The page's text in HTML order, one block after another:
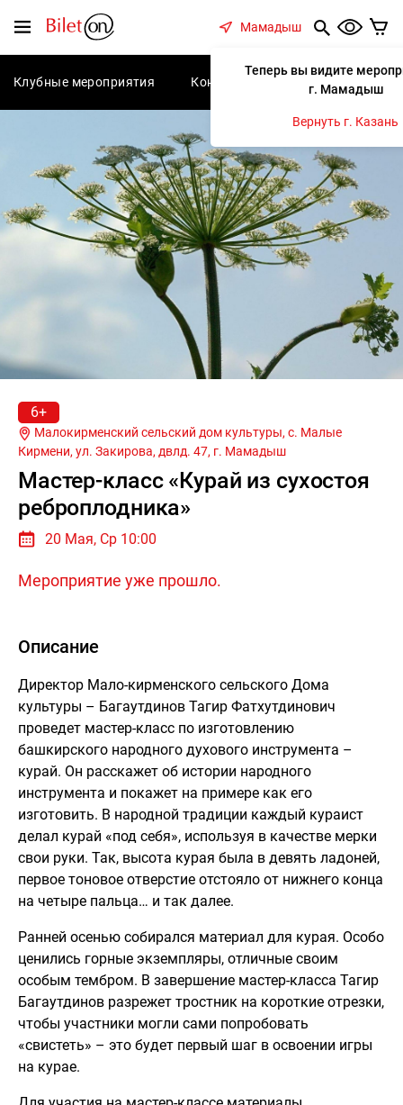
Меню
Мамадыш
Теперь вы видите
г. Мамадыш
Вернуть г. Казань
Клубные мероприятия Концерты Спектакли
6+
Кирмени, ул. Закирова, двлд. 47, г. Мамадыш
Мастер-класс «Курай из сухостоя
реброплодника»
20 Мая, Ср 10:00
Мероприятие уже прошло.
Описание
Директор Мало-кирменского сельского Дома
культуры – Багаутдинов Тагир Фатхутдинович
проведет мастер-класс по изготовлению
башкирского народного духового инструмента –
курай. Он расскажет об истории народного
инструмента и покажет на примере как его
изготовить. В народной традиции каждый кураист
делал курай «под себя», используя в качестве мерки
свои руки. Так, высота курая была в девять ладоней,
первое тоновое отверстие отстояло от нижнего конца
на четыре пальца… и так далее.
Ранней осенью собирался материал для курая. Особо
ценились горные экземпляры, отличные своим
особым тембром. В завершение мастер-класса Тагир
Багаутдинов разрежет тростник на короткие отрезки,
чтобы участники могли сами попробовать
«свистеть» – это будет первый шаг в освоении игры
на курае.